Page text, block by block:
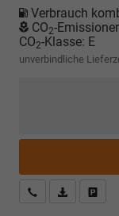
Verbrauch
CO2-
CO2-Klasse: E
unverbindliche
KostenloserPDF-Datei,